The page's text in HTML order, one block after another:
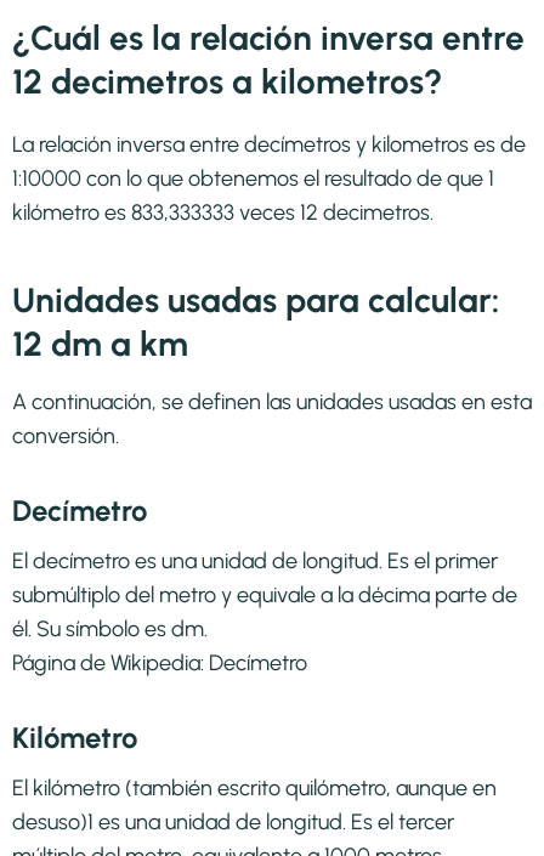
¿Cuál es la relación inversa entre
12 decimetros a kilometros?
La relación inversa entre decímetros y kilometros es de
1:10000 con lo que obtenemos el resultado de que 1
kilómetro es 833,333333 veces 12 decimetros.
Unidades usadas para calcular:
12 dm a km
A continuación, se definen las unidades usadas en esta
conversión.
Decímetro
El decímetro es una unidad de longitud. Es el primer
submúltiplo del metro y equivale a la décima parte de
él. Su símbolo es dm.
Página de Wikipedia: Decímetro
Kilómetro
El kilómetro (también escrito quilómetro, aunque en
desuso)1​ es una unidad de longitud. Es el tercer